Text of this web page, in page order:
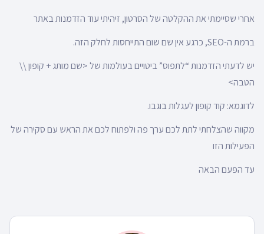
אחרי שסיימתי את ההקלטה של הסרטון, זיהיתי עוד הזדמנות באתר
ברמת ה-SEO, כרגע אין שם שום התייחסות לחלק הזה.
יש לדעתי הזדמנות “לתפוס” ביטויים בעולמות של <שם מותג + קופון \\
הטבה>
לדוגמא: קוד קופון לעגלות בוגבו.
מקווה שהצלחתי לתת לכם ערך פה ולפתוח לכם את הראש עם סקירה של
הפעילות הזו
עד הפעם הבאה